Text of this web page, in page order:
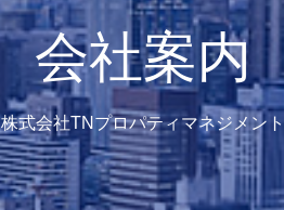
会社案内
株式会社TNプロパティマネジメント